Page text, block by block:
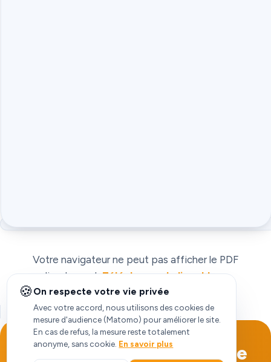
Votre navigateur ne peut pas afficher le PDF
directement.Télécharger le livre blanc .
Soutenez la santé mentale
🍪 On respecte votre vie privée
Avec votre accord, nous utilisons des cookies de
mesure d'audience (Matomo) pour améliorer le site.
En cas de refus, la mesure reste totalement
anonyme, sans cookie. En savoir plus